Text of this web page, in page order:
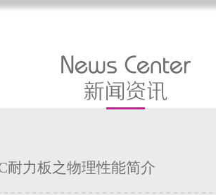
耐力板之物理性能简介